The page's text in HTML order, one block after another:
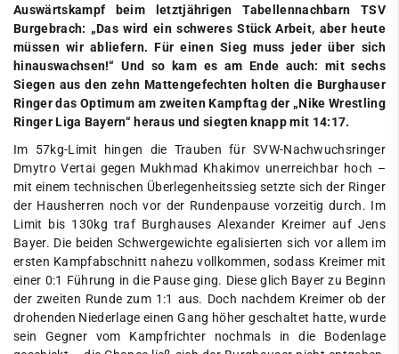
Auswärtskampf beim letztjährigen Tabellennachbarn TSV
Burgebrach: „Das wird ein schweres Stück Arbeit, aber heute
müssen wir abliefern. Für einen Sieg muss jeder über sich
hinauswachsen!“ Und so kam es am Ende auch: mit sechs
Siegen aus den zehn Mattengefechten holten die Burghauser
Ringer das Optimum am zweiten Kampftag der „Nike Wrestling
Ringer Liga Bayern“ heraus und siegten knapp mit 14:17.
Im 57kg-Limit hingen die Trauben für SVW-Nachwuchsringer
Dmytro Vertai gegen Mukhmad Khakimov unerreichbar hoch –
mit einem technischen Überlegenheitssieg setzte sich der Ringer
der Hausherren noch vor der Rundenpause vorzeitig durch. Im
Limit bis 130kg traf Burghauses Alexander Kreimer auf Jens
Bayer. Die beiden Schwergewichte egalisierten sich vor allem im
ersten Kampfabschnitt nahezu vollkommen, sodass Kreimer mit
einer 0:1 Führung in die Pause ging. Diese glich Bayer zu Beginn
der zweiten Runde zum 1:1 aus. Doch nachdem Kreimer ob der
drohenden Niederlage einen Gang höher geschaltet hatte, wurde
sein Gegner vom Kampfrichter nochmals in die Bodenlage